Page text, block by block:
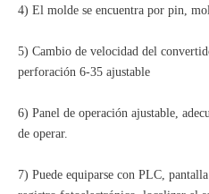
4) El molde se encuentra por pin,
5) Cambio de velocidad del
perforación 6-35 ajustable
6) Panel de operación ajustable,
de operar.
7) Puede equiparse con PLC,